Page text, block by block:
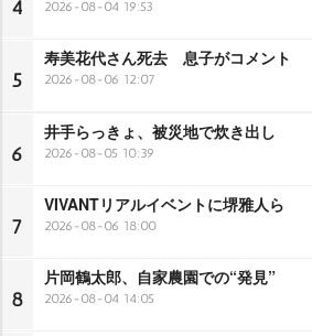
4 2026-08-04 19:53
5
寿美花代さん死去 息子がコメント
2026-08-06 12:07
6
井手らっきょ、被災地で炊き出し
2026-08-05 10:39
7
VIVANTリアルイベントに堺雅人ら
2026-08-06 18:00
8
片岡鶴太郎、自家農園での“発見”
2026-08-04 14:05